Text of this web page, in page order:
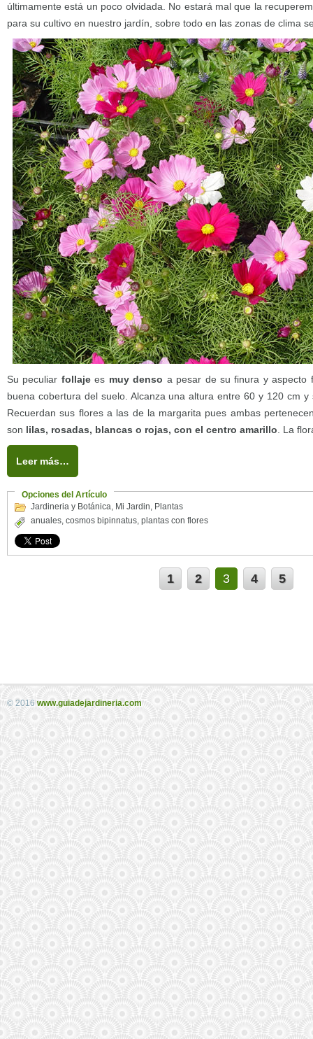
últimamente está un poco olvidada. No estará mal que la
para su cultivo en nuestro jardín, sobre todo en las zonas de clima
Su peculiar follajees muy denso a pesar de su finura y aspecto
buena cobertura del suelo. Alcanza una altura entre 60 y 120 cm
Recuerdan sus flores a las de la margarita pues ambas
son lilas, rosadas, blancas o rojas, con el centro amarillo . La
Leer más…
Opciones del Artículo
Jardineria y Botánica, Mi Jardin, Plantas
anuales, cosmos bipinnatus, plantas con flores
1 2 3 4 5
© 2016 www.guiadejardineria.com